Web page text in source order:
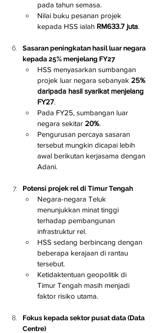
pada tahun semasa.
Nilai buku pesanan projek
kepada HSS ialah RM633.7 juta.
Sasaran peningkatan hasil luar negara
kepada 25% menjelang FY27
HSS menyasarkan sumbangan
projek luar negara sebanyak 25%
daripada hasil syarikat menjelang
FY27.
Pada FY25, sumbangan luar
negara sekitar 20%.
Pengurusan percaya sasaran
tersebut mungkin dicapai lebih
awal berikutan kerjasama dengan
Adani.
Potensi projek rel di Timur Tengah
Negara-negara Teluk
menunjukkan minat tinggi
terhadap pembangunan
infrastruktur rel.
HSS sedang berbincang dengan
beberapa kerajaan di rantau
tersebut.
Ketidaktentuan geopolitik di
Timur Tengah masih menjadi
faktor risiko utama.
Fokus kepada sektor pusat data (Data
Centre)